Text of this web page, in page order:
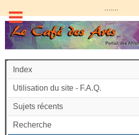
.......
Index
Utilisation du site - F.A.Q.
Sujets récents
Recherche